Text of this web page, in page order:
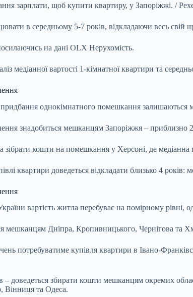
зарплати, щоб купити квартиру, у Запоріжжі. /
в середньому 5-7 років, відкладаючи весь свій
на дані OLX Нерухомість.
медіанної вартості 1-кімнатної квартири та
однокімнатного помешкання залишаються
знадобиться мешканцям Запоріжжя – приблизно 2
кошти на помешкання у Херсоні, де медіанна
квартири доведеться відкладати близько 4
вартість житла перебуває на помірному
мешканцям Дніпра, Кропивницького, Чернігова та
потребуватиме купівля квартири в Івано-
доведеться збирати кошти мешканцям окремих
Вінниця та Одеса.